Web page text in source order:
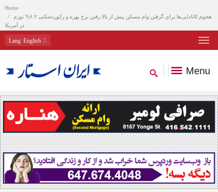
Home
هجوم کانادایی‌ها برای گرفتن وام مسکن پیش از بالا رفتن نرخ بهره و رکوردشکنی ۶.۲% تورم
در آمریکا
Lang: English
Menu